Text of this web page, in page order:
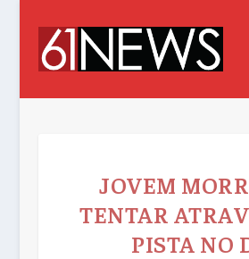
JOVEM
TENTAR
PISTA NO